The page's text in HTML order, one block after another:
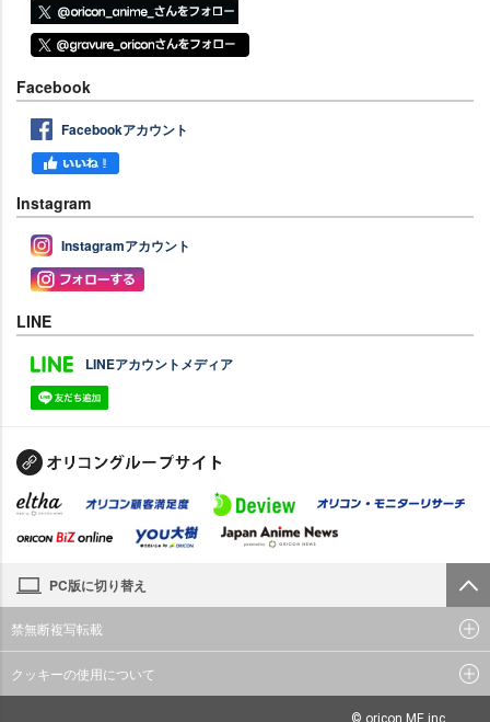
Facebook
Facebookアカウント
Instagram
Instagramアカウント
LINE
LINEアカウントメディア
PC版に切り替え
禁無断複写転載
クッキーの使用について
© oricon ME inc.